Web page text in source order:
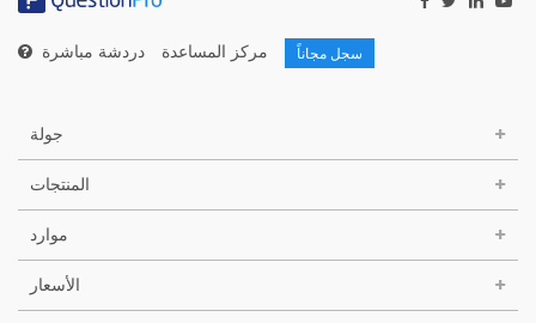
مركز المساعدة دردشة مباشرة سجل مجاناً
جولة
المنتجات
موارد
الأسعار